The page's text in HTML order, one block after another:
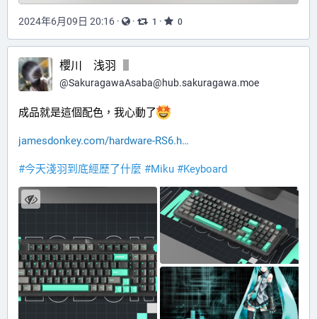
2024年6月09日 20:16 · · 1 · 0
櫻川 浅羽
@SakuragawaAsaba@hub.sakuragawa.moe
成品就是這個配色，我心動了
jamesdonkey.com/hardware-RS6.h
#今天淺羽到底經歷了什麼 #Miku #Keyboard